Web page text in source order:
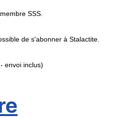
SSS.
de s'abonner à Stalactite.
envoi inclus)